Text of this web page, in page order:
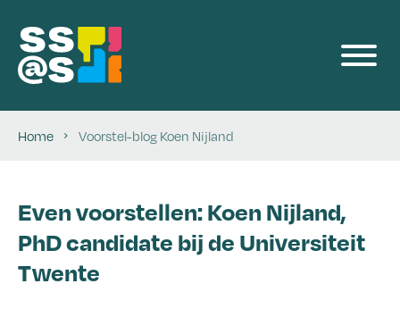
Programmalijnen
Producten
Events
Team
Home Voorstel-blog Koen Nijland
Even voorstellen: Koen Nijland,
PhD candidate bij de Universiteit
Twente